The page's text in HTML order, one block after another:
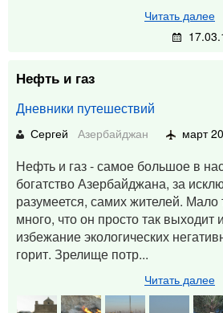
Читать далее
Нефть и газ
Дневники путешествий
Сергей Азербайджан март
Нефть и газ - самое большое в
богатство Азербайджана, за
разумеется, самих жителей. Мало
много, что он просто так выходит
избежание экологических
горит. Зрелище потр...
Читать далее